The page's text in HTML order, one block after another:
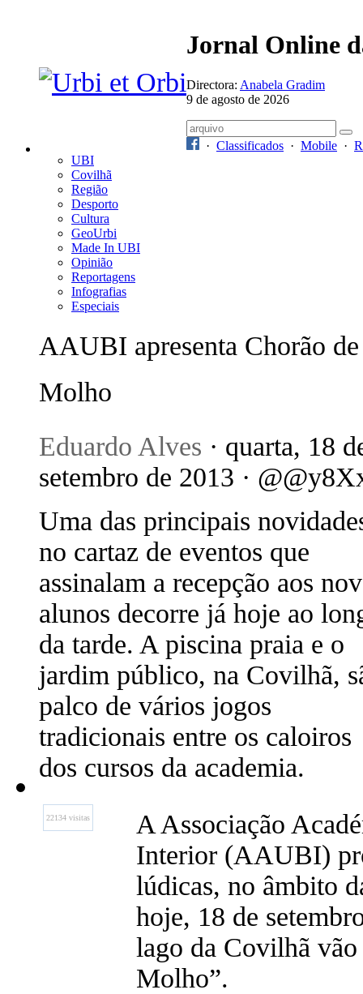
Jornal Online
Directora: Anabela Gradim
9 de agosto de 2026
· Classificados · Mobile ·
UBI
Covilhã
Região
Desporto
Cultura
GeoUrbi
Made In UBI
Opinião
Reportagens
Infografias
Especiais
AAUBI apresenta Chorão de
Molho
Eduardo Alves · quarta, 18
setembro de 2013 ·
Uma das principais
no cartaz de eventos que
assinalam a recepção aos
alunos decorre já hoje ao
da tarde. A piscina praia e o
jardim público, na Covilhã,
palco de vários jogos
tradicionais entre os caloiros
dos cursos da academia.
22134 visitas
A Associação
Interior (AAUBI)
lúdicas, no âmbito
hoje, 18 de
lago da Covilhã
Molho”.